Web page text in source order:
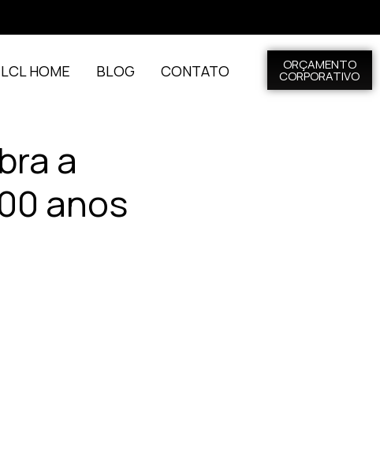
LCL HOME BLOG CONTATO ORÇAMENTO
CORPORATIVO
a
anos